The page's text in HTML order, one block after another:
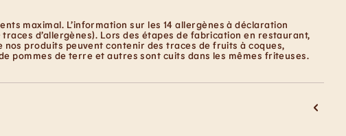
maximal. L’information sur les 14 allergènes à déclaration
d’allergènes). Lors des étapes de fabrication en restaurant,
nos produits peuvent contenir des traces de fruits à coques,
pommes de terre et autres sont cuits dans les mêmes friteuses.